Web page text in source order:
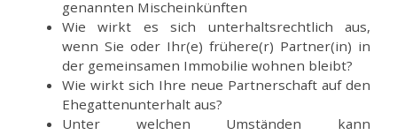
genannten Mischeinkünften
Wie wirkt es sich unterhaltsrechtlich aus,
wenn Sie oder Ihr(e) frühere(r) Partner(in) in
der gemeinsamen Immobilie wohnen bleibt?
Wie wirkt sich Ihre neue Partnerschaft auf den
Ehegattenunterhalt aus?
Unter welchen Umständen kann